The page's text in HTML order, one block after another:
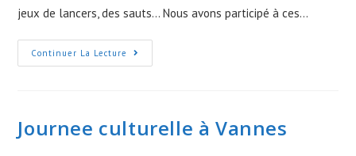
jeux de lancers, des sauts… Nous avons participé à ces…
Continuer La Lecture Rencontre
Sportive
Journee culturelle à Vannes